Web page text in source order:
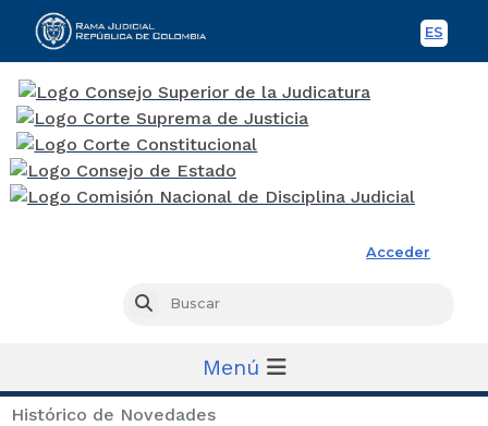
ES
Acceder
Buscar
Menú
Histórico de Novedades